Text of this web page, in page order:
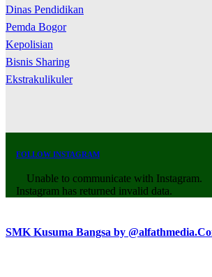
Dinas Pendidikan
Pemda Bogor
Kepolisian
Bisnis Sharing
Ekstrakulikuler
FOLLOW INSTAGRAM
Unable to communicate with Instagram.
Instagram has returned invalid data.
SMK Kusuma Bangsa by